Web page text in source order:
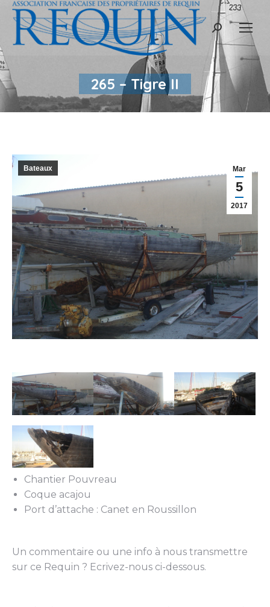
Recherche
265 – Tigre II
Mar
5
2017
Bateaux
Chantier Pouvreau
Coque acajou
Port d’attache : Canet en Roussillon
Un commentaire ou une info à nous transmettre
sur ce Requin ? Ecrivez-nous ci-dessous.